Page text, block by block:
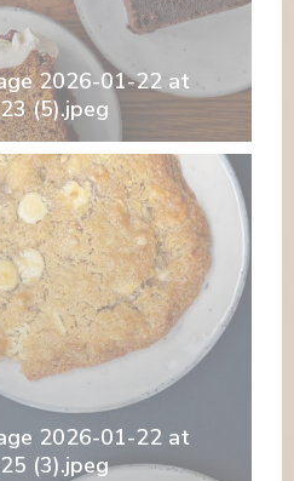
2026-01-22 at
(5).jpeg
2026-01-22 at
(3).jpeg